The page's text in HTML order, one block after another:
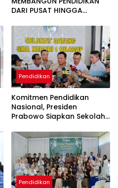
DARI PUSAT HINGGA
Pendidikan
Komitmen Pendidikan
Nasional, Presiden
Prabowo Siapkan Sekolah
Teknologi
Pendidikan